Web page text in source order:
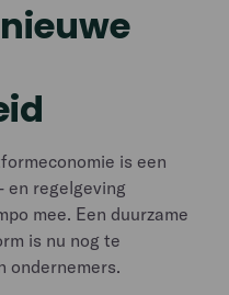
is een
en regelgeving
mee. Een duurzame
is nu nog te
ondernemers.